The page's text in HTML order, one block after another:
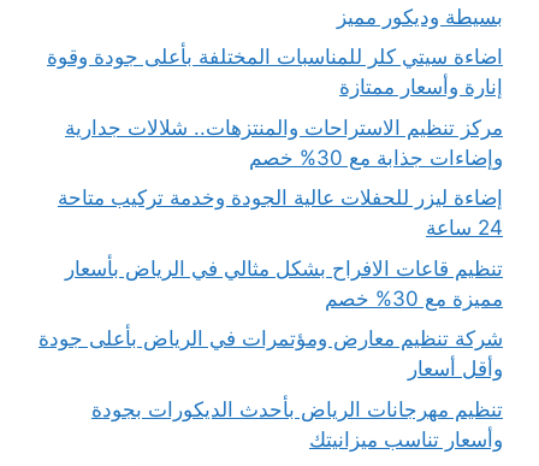
بسيطة وديكور مميز
اضاءة سيتي كلر للمناسبات المختلفة بأعلى جودة وقوة
إنارة وأسعار ممتازة
مركز تنظيم الاستراحات والمنتزهات.. شلالات جدارية
وإضاءات جذابة مع 30% خصم
إضاءة ليزر للحفلات عالية الجودة وخدمة تركيب متاحة
24 ساعة
تنظيم قاعات الافراح بشكل مثالي في الرياض بأسعار
مميزة مع 30% خصم
شركة تنظيم معارض ومؤتمرات في الرياض بأعلى جودة
وأقل أسعار
تنظيم مهرجانات الرياض بأحدث الديكورات بجودة
وأسعار تناسب ميزانيتك